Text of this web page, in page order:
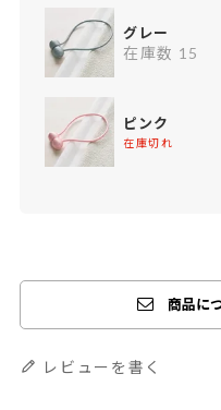
グレー
在庫数 15
ピンク
在庫切れ
商品に
レビューを書く